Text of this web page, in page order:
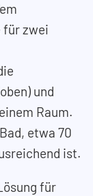
zwei
und
Raum.
etwa 70
ist.
für